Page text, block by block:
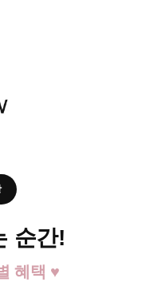
순간!
혜택 ♥